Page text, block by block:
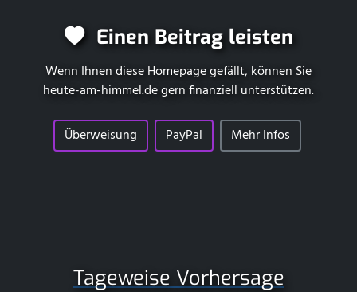
Einen Beitrag leisten
Wenn Ihnen diese Homepage gefällt, können Sie
heute-am-himmel.degern finanziell unterstützen.
Überweisung PayPal Mehr Infos
Tageweise Vorhersage